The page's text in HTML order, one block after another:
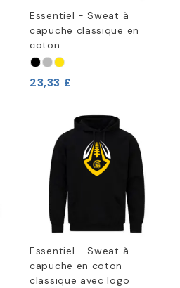
Essentiel - Sweat à
capuche classique en
coton
23,33 £
Essentiel - Sweat à
capuche en coton
classique avec logo